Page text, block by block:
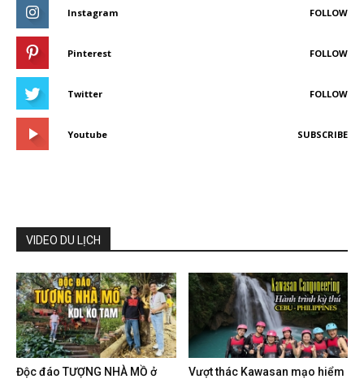
Instagram FOLLOW
Pinterest FOLLOW
Twitter FOLLOW
Youtube SUBSCRIBE
VIDEO DU LỊCH
Độc đáo TƯỢNG NHÀ MỒ ở
Vượt thác Kawasan mạo hiểm